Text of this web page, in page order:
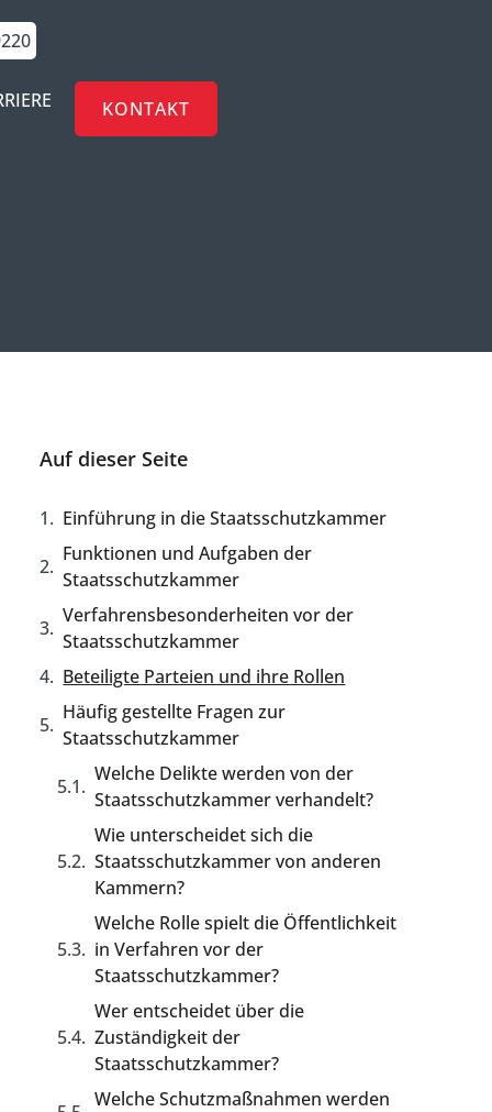
KONTAKT
Auf dieser Seite
Einführung in die Staatsschutzkammer
Funktionen und Aufgaben der
Staatsschutzkammer
Verfahrensbesonderheiten vor der
Staatsschutzkammer
Beteiligte Parteien und ihre Rollen
Häufig gestellte Fragen zur
Staatsschutzkammer
Welche Delikte werden von der
Staatsschutzkammer verhandelt?
Wie unterscheidet sich die
Staatsschutzkammer von anderen
Kammern?
Welche Rolle spielt die Öffentlichkeit
in Verfahren vor der
Staatsschutzkammer?
Wer entscheidet über die
Zuständigkeit der
Staatsschutzkammer?
Welche Schutzmaßnahmen werden